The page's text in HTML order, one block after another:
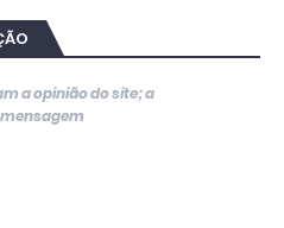
a opinião do site; a